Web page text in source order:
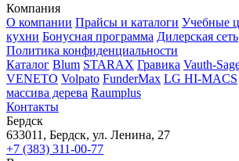
Компания
О компании Прайсы и каталоги Учебные
кухни Бонусная программа Дилерская сеть
Политика конфиденциальности
Каталог Blum STARAX Гравика Vauth-
VENETO Volpato FunderMax LG HI-MACS
массива дерева Raumplus
Контакты
Бердск
633011, Бердск, ул. Ленина, 27
+7 (383) 311-00-77